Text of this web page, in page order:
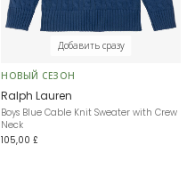
Добавить сразу
НОВЫЙ СЕЗОН
Ralph Lauren
Boys Blue Cable Knit Sweater with Crew
Neck
105,00 £